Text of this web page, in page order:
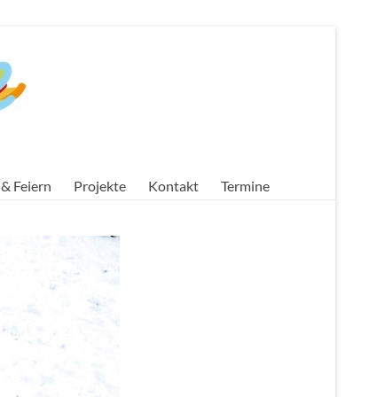
Feiern Projekte Kontakt Termine